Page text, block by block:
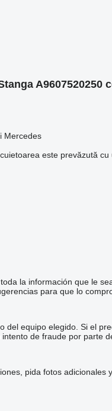
A9607520250
Mercedes
este prevăzută
la información que le
para que lo
equipo elegido. Si el
de fraude por parte
pida fotos